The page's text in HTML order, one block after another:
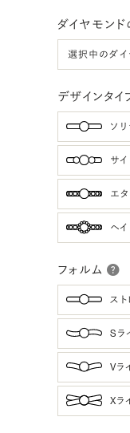
ダイヤモンド
デザインタイ
ソリ
サ
エ
ヘ
フォルム
ス
Sラ
Vラ
Xラ